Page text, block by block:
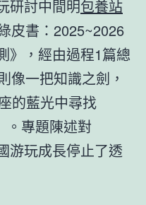
研討中間明包養站
皮書：2025~2026
》，經由過程1篇總
像一把知識之劍，
的藍光中尋找
。專題陳述對
游玩成長停止了透